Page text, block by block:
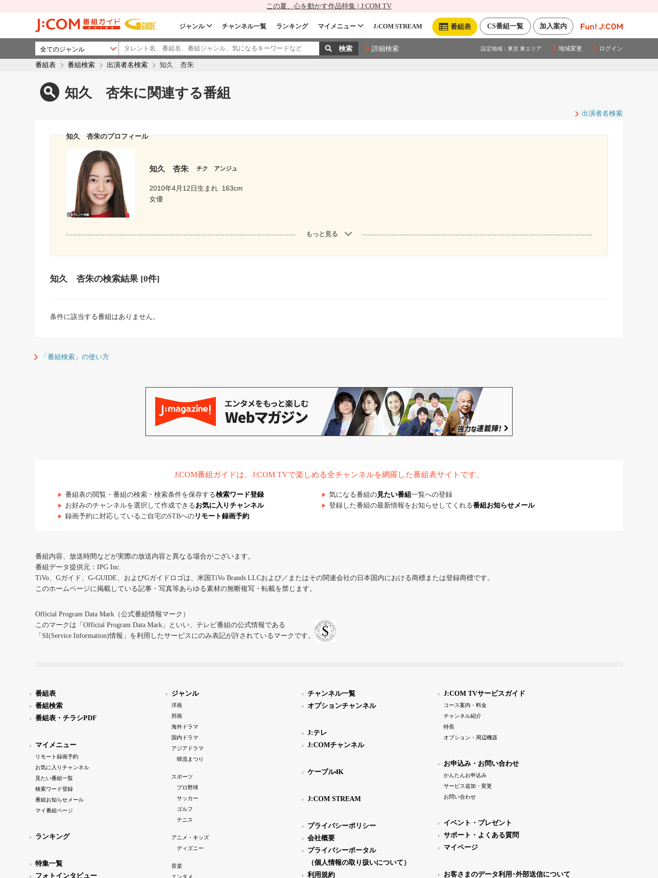
この夏、心を動かす作品特集 | J:COM TV
加入案内
CS番組一覧
番組表
ジャンル チャンネル一覧 ランキング マイメニュー J:COM STREAM
詳細検索 設定地域： 東京 東エリア 地域変更 ログイン
番組表 番組検索 出演者名検索 知久 杏朱
知久 杏朱に関連する番組
出演者名検索
知久 杏朱のプロフィール
知久 杏朱 チク アンジュ
2010年4月12日生まれ 163cm
女優
もっと見る
知久 杏朱の検索結果 [0件]
条件に該当する番組はありません。
「番組検索」の使い方
J:COM番組ガイドは、J:COM TVで楽しめる全チャンネルを網羅した番組表サイトです。
番組表の閲覧・番組の検索・検索条件を保存する検索ワード登録 気になる番組の見たい番組 一覧への登録
お好みのチャンネルを選択して作成できる お気に入りチャンネル 登録した番組の最新情報をお知らせしてくれる番組お知らせメール
録画予約に対応しているご自宅のSTBへの リモート録画予約
番組内容、放送時間などが実際の放送内容と異なる場合がございます。
番組データ提供元：IPG Inc.
TiVo、Gガイド、G-GUIDE、およびGガイドロゴは、米国TiVo Brands LLCおよび／またはその関連会社の日本国内における商標または登録商標です。
このホームページに掲載している記事・写真等あらゆる素材の無断複写・転載を禁じます。
Official Program Data Mark（公式番組情報マーク）
このマークは「Official Program Data Mark」といい、テレビ番組の公式情報である
「SI(Service Information)情報」を利用したサービスにのみ表記が許されているマークです。
番組表
番組検索
番組表・チラシPDF
マイメニュー
リモート録画予約
お気に入りチャンネル
見たい番組一覧
検索ワード登録
番組お知らせメール
マイ番組ページ
ランキング
特集一覧
フォトインタビュー
ジャンル
洋画
邦画
海外ドラマ
国内ドラマ
アジアドラマ
韓流まつり
スポーツ
プロ野球
サッカー
ゴルフ
テニス
アニメ・キッズ
ディズニー
音楽
エンタメ
チャンネル一覧
オプションチャンネル
J:テレ
J:COMチャンネル
ケーブル4K
J:COM STREAM
プライバシーポリシー
会社概要
プライバシーポータル
（個人情報の取り扱いについて）
利用規約
J:COM TVサービスガイド
コース案内・料金
チャンネル紹介
特長
オプション・周辺機器
お申込み・お問い合わせ
かんたんお申込み
サービス追加・変更
お問い合わせ
イベント・プレゼント
サポート・よくある質問
マイページ
お客さまのデータ利用･外部送信について